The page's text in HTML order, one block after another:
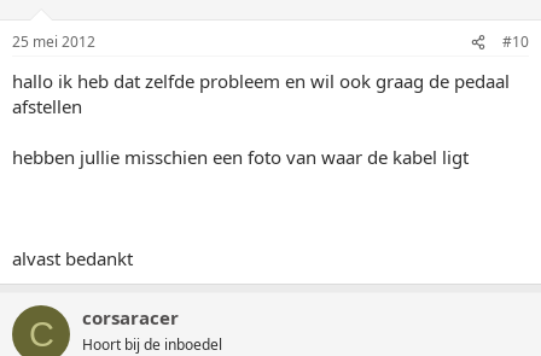
25 mei 2012 #10
hallo ik heb dat zelfde probleem en wil ook graag de pedaal
afstellen
hebben jullie misschien een foto van waar de kabel ligt
alvast bedankt
C corsaracer
Hoort bij de inboedel